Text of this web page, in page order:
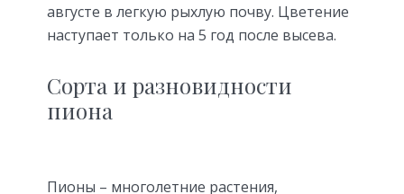
августе в легкую рыхлую почву. Цветение
наступает только на 5 год после высева.
Сорта и разновидности
пиона
Пионы – многолетние растения,